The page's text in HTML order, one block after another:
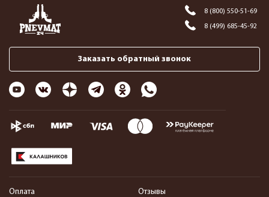
8 (800) 550-51-69
8 (499) 685-45-92
Заказать обратный звонок
Оплата Отзывы